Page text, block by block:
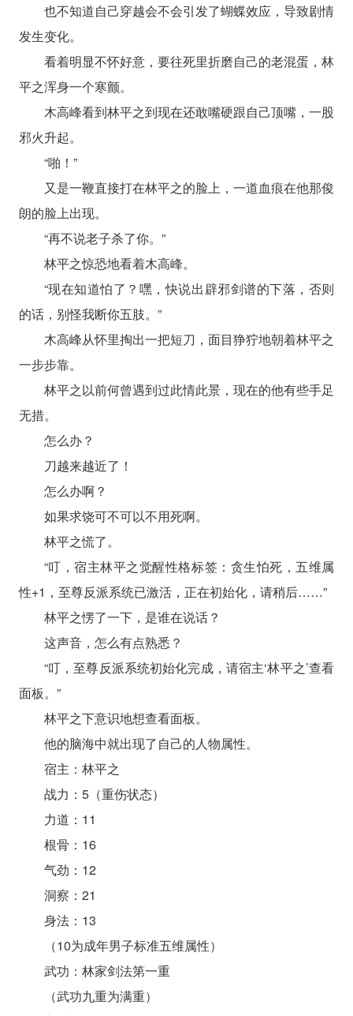
也不知道自己穿越会不会引发了蝴蝶效应，导致剧情
发生变化。
看着明显不怀好意，要往死里折磨自己的老混蛋，林
平之浑身一个寒颤。
木高峰看到林平之到现在还敢嘴硬跟自己顶嘴，一股
邪火升起。
“啪！”
又是一鞭直接打在林平之的脸上，一道血痕在他那俊
朗的脸上出现。
“再不说老子杀了你。”
林平之惊恐地看着木高峰。
“现在知道怕了？嘿，快说出辟邪剑谱的下落，否则
的话，别怪我断你五肢。”
木高峰从怀里掏出一把短刀，面目狰狞地朝着林平之
一步步靠。
林平之以前何曾遇到过此情此景，现在的他有些手足
无措。
怎么办？
刀越来越近了！
怎么办啊？
如果求饶可不可以不用死啊。
林平之慌了。
“叮，宿主林平之觉醒性格标签：贪生怕死，五维属
性+1，至尊反派系统已激活，正在初始化，请稍后……”
林平之愣了一下，是谁在说话？
这声音，怎么有点熟悉？
“叮，至尊反派系统初始化完成，请宿主‘林平之’查看
面板。”
林平之下意识地想查看面板。
他的脑海中就出现了自己的人物属性。
宿主：林平之
战力：5（重伤状态）
力道：11
根骨：16
气劲：12
洞察：21
身法：13
（10为成年男子标准五维属性）
武功：林家剑法第一重
（武功九重为满重）